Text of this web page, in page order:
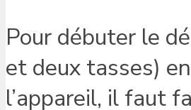
Pour débuter le
et deux tasses)
l’appareil, il faut